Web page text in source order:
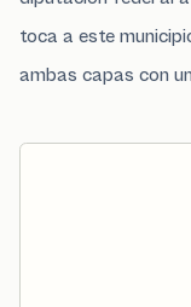
toca a este
ambas capas con